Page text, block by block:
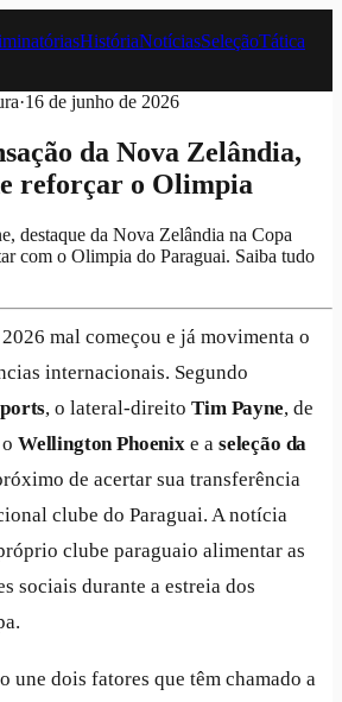
HistóriaNotíciasSeleçãoTática
·16 de junho de 2026
da Nova Zelândia,
reforçar o Olimpia
destaque da Nova Zelândia na Copa
com o Olimpia do Paraguai. Saiba tudo
mal começou e já movimenta o
internacionais. Segundo
, o lateral-direitoTim Payne, de
Wellington Phoenixe a seleção da
de acertar sua transferência
clube do Paraguai. A notícia
clube paraguaio alimentar as
sociais durante a estreia dos
une dois fatores que têm chamado a